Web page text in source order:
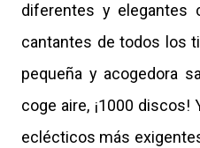
diferentes y elegantes
cantantes de todos los
pequeña y acogedora
coge aire, ¡1000 discos!
eclécticos más